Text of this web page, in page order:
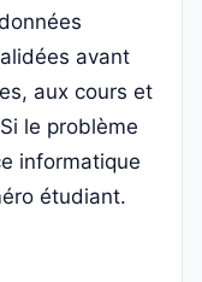
avant
aux cours et
le problème
informatique
étudiant.